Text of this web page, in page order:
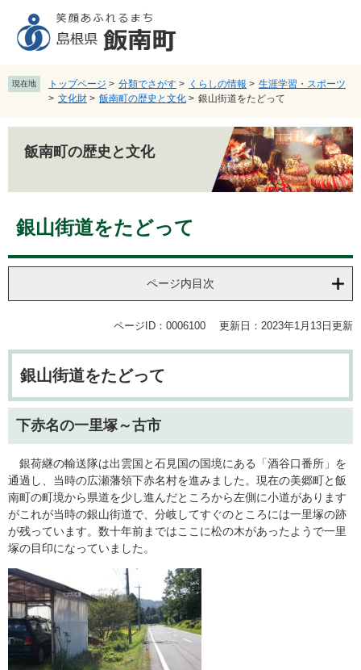
先
頭
す
を
飛
し
へ
現在地 トップページ > 分類でさがす > くらしの情報 > 生涯学習・スポーツ
> 文化財 > 飯南町の歴史と文化 > 銀山街道をたどって
飯南町の歴史と文化
文銀山街道をたどって
ページ内目次
ページID：0006100 更新日：2023年1月13日更新
銀山街道をたどって
下赤名の一里塚～古市
銀荷継の輸送隊は出雲国と石見国の国境にある「酒谷口番所」を
通過し、当時の広瀬藩領下赤名村を進みました。現在の美郷町と飯
南町の町境から県道を少し進んだところから左側に小道があります
がこれが当時の銀山街道で、分岐してすぐのところには一里塚の跡
が残っています。数十年前まではここに松の木があったようで一里
塚の目印になっていました。